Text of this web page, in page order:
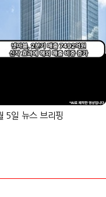
5일 뉴스 브리핑